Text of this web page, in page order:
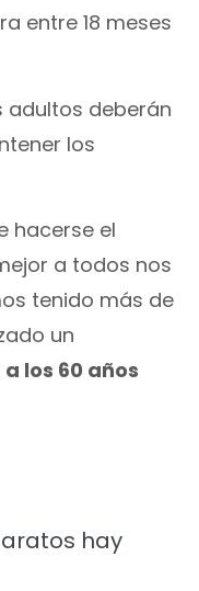
entre 18 meses
adultos deberán
los
hacerse el
a todos nos
tenido más de
un
los 60 años
hay